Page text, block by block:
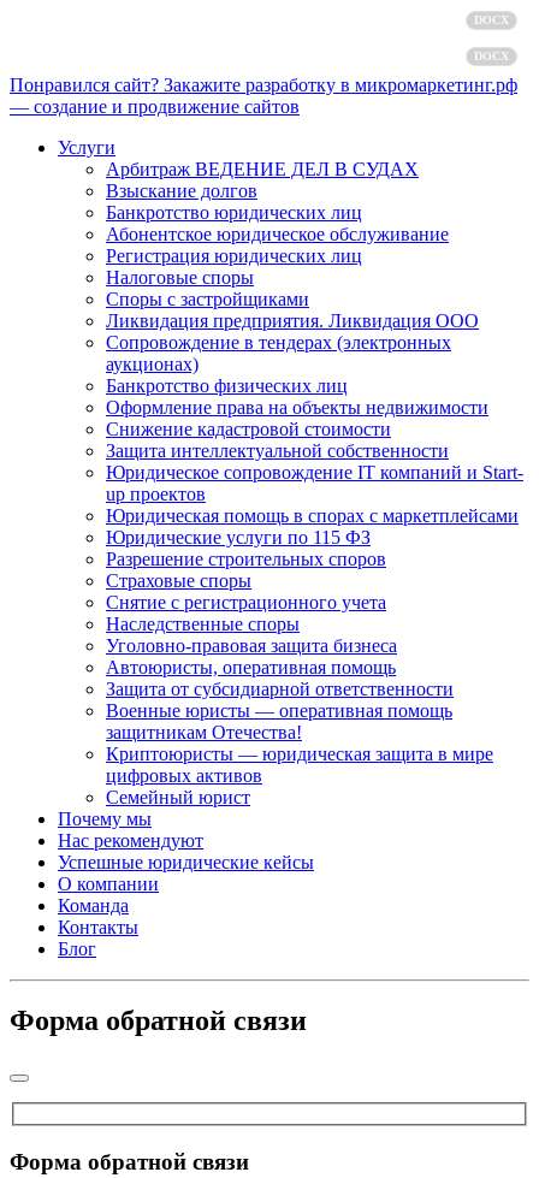
DOCX
DOCX
Понравился сайт? Закажите разработку в микромаркетинг.рф
— создание и продвижение сайтов
Услуги
Арбитраж ВЕДЕНИЕ ДЕЛ В СУДАХ
Взыскание долгов
Банкротство юридических лиц
Абонентское юридическое обслуживание
Регистрация юридических лиц
Налоговые споры
Споры с застройщиками
Ликвидация предприятия. Ликвидация ООО
Сопровождение в тендерах (электронных
аукционах)
Банкротство физических лиц
Оформление права на объекты недвижимости
Снижение кадастровой стоимости
Защита интеллектуальной собственности
Юридическое сопровождение IT компаний и Start-
up проектов
Юридическая помощь в спорах с маркетплейсами
Юридические услуги по 115 ФЗ
Разрешение строительных споров
Страховые споры
Снятие с регистрационного учета
Наследственные споры
Уголовно-правовая защита бизнеса
Автоюристы, оперативная помощь
Защита от субсидиарной ответственности
Военные юристы — оперативная помощь
защитникам Отечества!
Криптоюристы — юридическая защита в мире
цифровых активов
Семейный юрист
Почему мы
Нас рекомендуют
Успешные юридические кейсы
О компании
Команда
Контакты
Блог
Форма обратной связи
Форма обратной связи